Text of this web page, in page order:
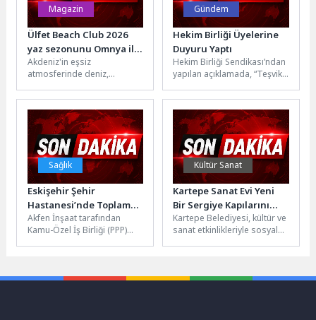
Magazin
Ülfet Beach Club 2026
yaz sezonunu Omnya ile
karşıladı
Akdeniz'in eşsiz
atmosferinde deniz,
getiren Ülfet Beach Club,
2026 yaz sezonuna
görkemli...
Gündem
Hekim Birliği Üyelerine
Duyuru Yaptı
Hekim Birliği Sendikası’ndan
yapılan açıklamada, “Teşvik
“Kurum Hedef Katsayısı”
Dönemi Başladı! İkinci...
Sağlık
Eskişehir Şehir
Hastanesi’nde Toplam
Yoğun Bakım Yatak
Kapasitesi 217’ye
Yükseldi
Akfen İnşaat tarafından
Kamu-Özel İş Birliği (PPP)
Kültür Sanat
Kartepe Sanat Evi Yeni
Bir Sergiye Kapılarını
Açtı
Kartepe Belediyesi, kültür ve
sanat etkinlikleriyle sosyal